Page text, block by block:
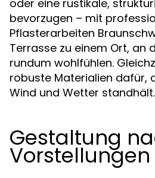
oder eine rustikale,
bevorzugen – mit
Pflasterarbeiten
Terrasse zu einem Ort, an
rundum wohlfühlen.
robuste Materialien dafür,
Wind und Wetter standhält.
Gestaltung
Vorstellungen